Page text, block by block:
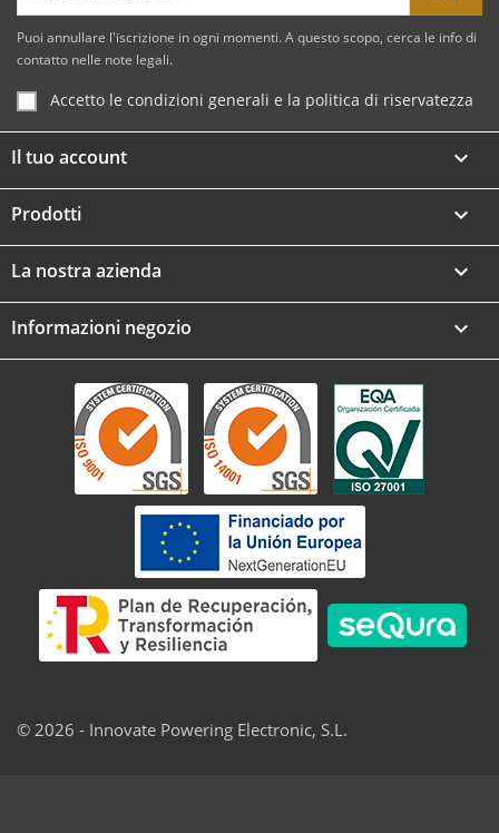
Puoi annullare l'iscrizione in ogni momenti. A questo scopo, cerca le info di
contatto nelle note legali.
Accetto le condizioni generali e la politica di riservatezza
Il tuo account 
Prodotti 
La nostra azienda 
Informazioni negozio keyboard_arrow_down
© 2026 - Innovate Powering Electronic, S.L.